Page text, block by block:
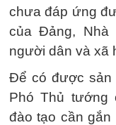
chưa đáp ứng
của Đảng,
người dân và xã
Để có được sản
Phó Thủ tướng
đào tạo cần